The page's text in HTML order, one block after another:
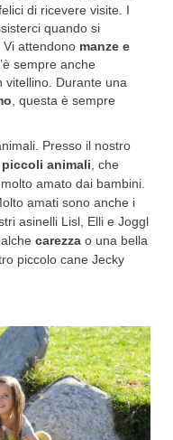
di ricevere visite. I
quando si
attendono manze e
sempre anche
vitellino. Durante una
, questa è sempre
Presso il nostro
animali , che
amato dai bambini.
amati sono anche i
asinelli Lisl, Elli e Joggl
carezza o una bella
piccolo cane Jecky